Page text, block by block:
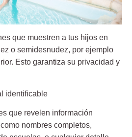
que muestren a tus hijos en
o semidesnudez, por ejemplo
Esto garantiza su privacidad y
identificable
que revelen información
nombres completos,